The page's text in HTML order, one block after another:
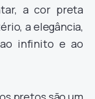
a cor preta
a elegância,
infinito e ao